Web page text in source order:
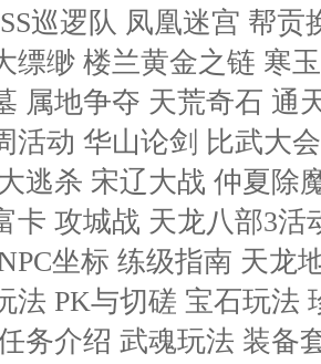
巡逻队 凤凰迷宫 帮
缥缈 楼兰黄金之链 寒
属地争夺 天荒奇石 通
活动 华山论剑 比武大
逃杀 宋辽大战 仲夏除
卡 攻城战 天龙八部3
坐标 练级指南 天龙
法 PK与切磋 宝石玩法
务介绍 武魂玩法 装备